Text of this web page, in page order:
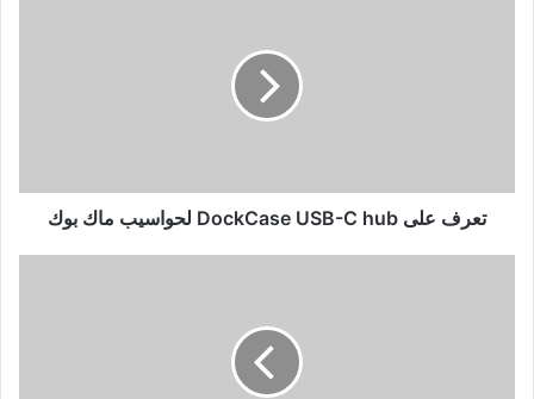
بوك
تعرف على DockCase USB-C hub لحواسيب ماك بوك